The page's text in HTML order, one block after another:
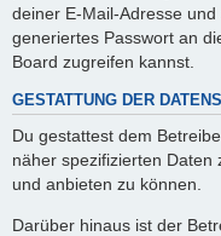
deiner E-Mail-Adresse
generiertes Passwort an
Board zugreifen kannst.
GESTATTUNG DER
Du gestattest dem
näher spezifizierten Daten
und anbieten zu können.
Darüber hinaus ist der